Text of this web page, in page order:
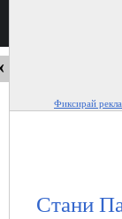
Фиксирай
Стани